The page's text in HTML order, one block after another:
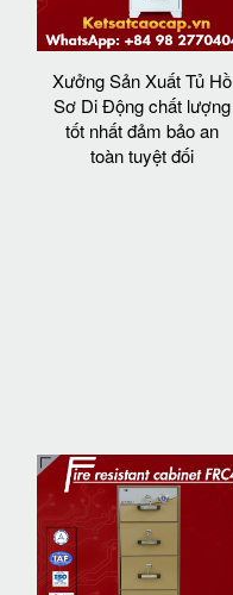
Xưởng Sản Xuất Tủ Hồ
Sơ Di Động chất lượng
tốt nhất đảm bảo an
toàn tuyệt đối